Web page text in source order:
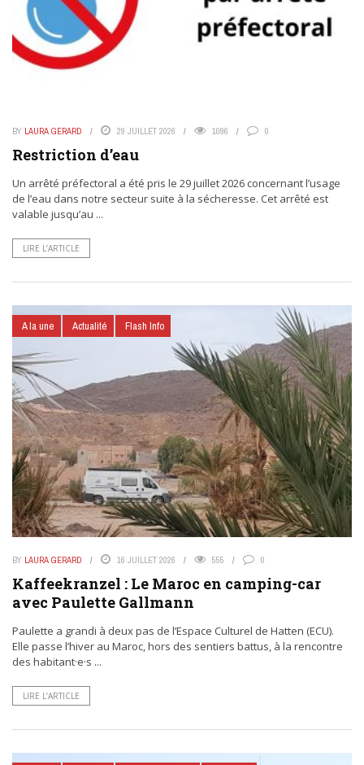
BY LAURA GERARD 29 JUILLET 2026 1096 0
Restriction d’eau
Un arrêté préfectoral a été pris le 29 juillet 2026 concernant l’usage
de l’eau dans notre secteur suite à la sécheresse. Cet arrêté est
valable jusqu’au ...
LIRE L’ARTICLE
A la une Actualité Flash Info
BY LAURA GERARD 16 JUILLET 2026 555 0
Kaffeekranzel : Le Maroc en camping-car
avec Paulette Gallmann
Paulette a grandi à deux pas de l’Espace Culturel de Hatten (ECU).
Elle passe l’hiver au Maroc, hors des sentiers battus, à la rencontre
des habitant·e·s ...
LIRE L’ARTICLE